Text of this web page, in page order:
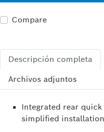
Compare
Descripción completa
Archivos adjuntos
Integrated rear
simplified